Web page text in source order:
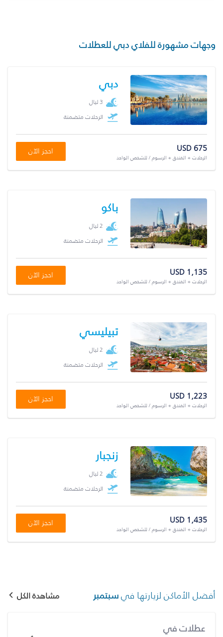
وجهات مشهورة للفلاي دبي للعطلات
دبي
3 ليال
الرحلات متضمنة
USD 675
الرحلات + الفندق + الرسوم / للشخص الواحد
احجز الآن
باكو
2 ليال
الرحلات متضمنة
USD 1,135
الرحلات + الفندق + الرسوم / للشخص الواحد
احجز الآن
تبيليسي
2 ليال
الرحلات متضمنة
USD 1,223
الرحلات + الفندق + الرسوم / للشخص الواحد
احجز الآن
زنجبار
2 ليال
الرحلات متضمنة
USD 1,435
الرحلات + الفندق + الرسوم / للشخص الواحد
احجز الآن
أفضل الأماكن لزيارتها فيسبتمبر مشاهدة الكل
عطلات في